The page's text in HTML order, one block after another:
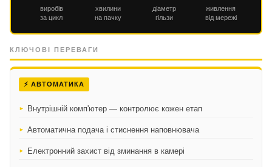
виробів
за цикл
хвилини
на пачку
діаметр
гільзи
живлення
від мережі
КЛЮЧОВІ ПЕРЕВАГИ
⚡ АВТОМАТИКА
Внутрішній комп'ютер — контролює кожен етап
Автоматична подача і стиснення наповнювача
Електронний захист від зминання в камері